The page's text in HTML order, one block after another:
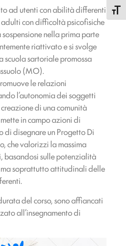
ad utenti con abilità differenti
con difficoltà psicofisiche
nella prima parte
riattivato e si svolge
scuola sartoriale promossa
(MO).
le relazioni
l’autonomia dei soggetti
di una comunità
mette in campo azioni di
di disegnare un Progetto Di
che valorizzi la massima
basandosi sulle potenzialità
soprattutto attitudinali delle
del corso, sono affiancati
all’insegnamento di